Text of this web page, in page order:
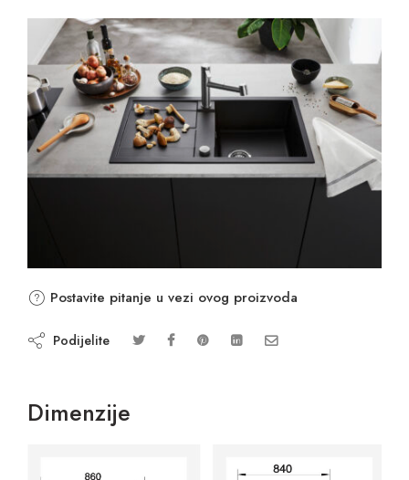
Postavite pitanje u vezi ovog proizvoda
Podijelite
Dimenzije